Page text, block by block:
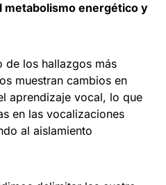
energético y
de los hallazgos más
muestran cambios en
aprendizaje vocal, lo que
en las vocalizaciones
al aislamiento